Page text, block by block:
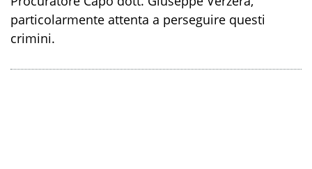
particolarmente attenta a perseguire questi
crimini.